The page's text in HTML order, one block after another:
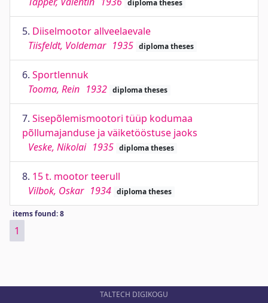
diploma theses
5. Diiselmootor allveelaevale
Tiisfeldt, Voldemar 1935 diploma theses
6. Sportlennuk
Tooma, Rein 1932 diploma theses
7. Sisepõlemismootori tüüp kodumaa
põllumajanduse ja väiketööstuse jaoks
Veske, Nikolai 1935 diploma theses
8. 15 t. mootor teerull
Vilbok, Oskar 1934 diploma theses
items found: 8
1
TALTECH DIGIKOGU